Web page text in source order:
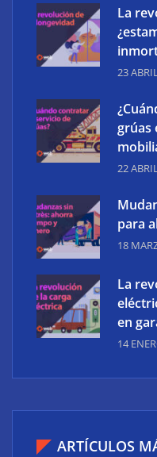
¿Qué son los
ellos
La
23
grúas
22
para
18
La
en
14
ARTÍCULOS